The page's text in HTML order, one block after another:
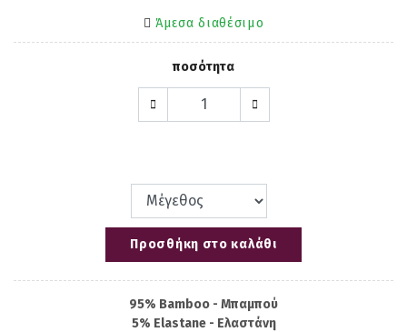
Άμεσα διαθέσιμο
ποσότητα
Προσθήκη στο καλάθι
95% Bamboo - Μπαμπού
5% Elastane - Ελαστάνη